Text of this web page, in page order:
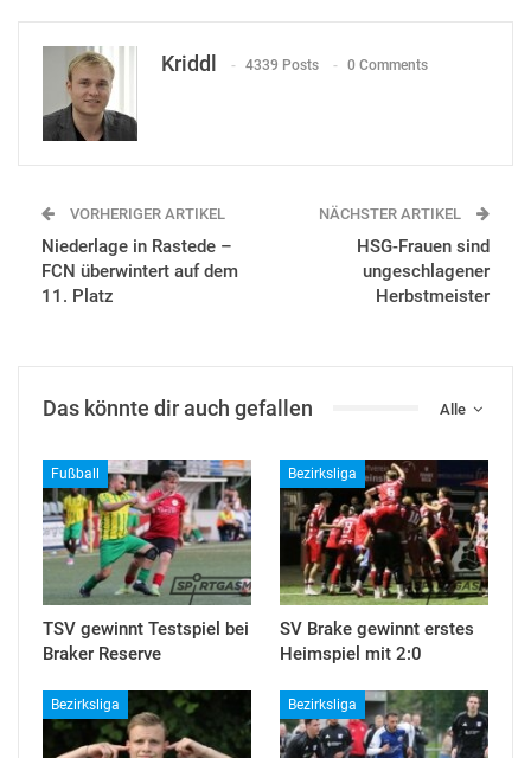
Kriddl 4339 Posts 0 Comments
VORHERIGER ARTIKEL
Niederlage in Rastede –
FCN überwintert auf dem
11. Platz
NÄCHSTER ARTIKEL
HSG-Frauen sind
ungeschlagener
Herbstmeister
Alle
Das könnte dir auch gefallen
Fußball
TSV gewinnt Testspiel bei
Braker Reserve
Bezirksliga
SV Brake gewinnt erstes
Heimspiel mit 2:0
Bezirksliga Bezirksliga